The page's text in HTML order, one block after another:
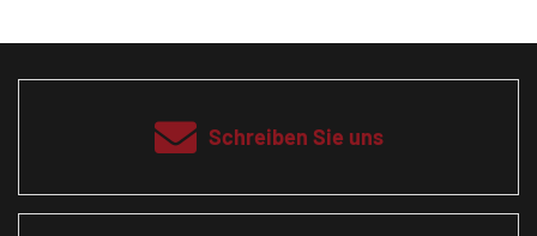
Schreiben Sie uns